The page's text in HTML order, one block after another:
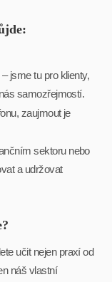
jsme tu pro klienty,
samozřejmostí.
zaujmout je
sektoru nebo
a udržovat
učit nejen praxí od
náš vlastní